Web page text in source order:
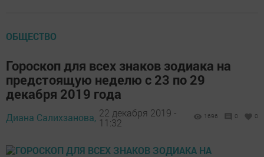
ОБЩЕСТВО
Гороскоп для всех знаков зодиака на
предстоящую неделю с 23 по 29
декабря 2019 года
Диана Салихзанова, 22 декабря 2019 -
11:32
1696 0 0